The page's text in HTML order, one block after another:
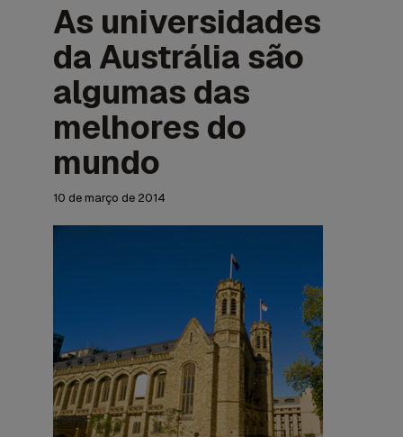
As universidades
da Austrália são
algumas das
melhores do
mundo
10 de março de 2014